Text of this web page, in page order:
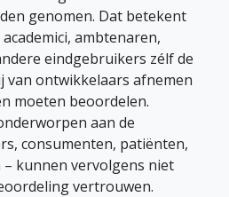
genomen. Dat betekent
ambtenaren,
eindgebruikers zélf de
van ontwikkelaars afnemen
moeten beoordelen.
aan de
consumenten, patiënten,
kunnen vervolgens niet
vertrouwen.